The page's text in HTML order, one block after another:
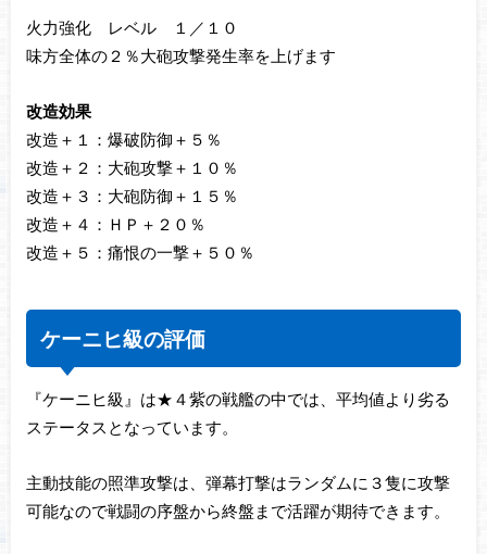
火力強化 レベル １／１０
味方全体の２％大砲攻撃発生率を上げます
改造効果
改造＋１：爆破防御＋５％
改造＋２：大砲攻撃＋１０％
改造＋３：大砲防御＋１５％
改造＋４：ＨＰ＋２０％
改造＋５：痛恨の一撃＋５０％
ケーニヒ級の評価
『ケーニヒ級』は★４紫の戦艦の中では、平均値より劣る
ステータスとなっています。
主動技能の照準攻撃は、弾幕打撃はランダムに３隻に攻撃
可能なので戦闘の序盤から終盤まで活躍が期待できます。